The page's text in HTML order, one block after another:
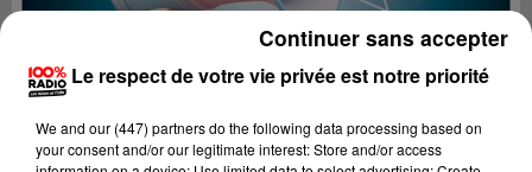
Le respect de votre vie privée est notre priorité
We and our (447) partnersdo the following data processing based on
your consent and/or our legitimate interest: Store and/or access
Continuer sans accepter